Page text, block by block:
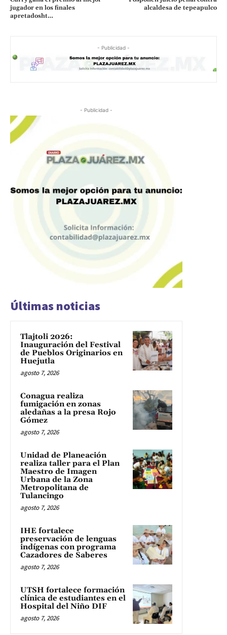
jugador en los finales
apretadosht…
alcaldesa de tepeapulco
- Publicidad -
- Publicidad -
Últimas noticias
Tlajtoli 2026:
Inauguración del Festival
de Pueblos Originarios en
Huejutla
agosto 7, 2026
Conagua realiza
fumigación en zonas
aledañas a la presa Rojo
Gómez
agosto 7, 2026
Unidad de Planeación
realiza taller para el Plan
Maestro de Imagen
Urbana de la Zona
Metropolitana de
Tulancingo
agosto 7, 2026
IHE fortalece
preservación de lenguas
indígenas con programa
Cazadores de Saberes
agosto 7, 2026
UTSH fortalece formación
clínica de estudiantes en el
Hospital del Niño DIF
agosto 7, 2026